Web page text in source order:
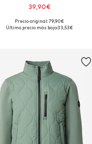
39,90€
Tallas disponibles: S, M, L, XL
Precio original: 79,90€
Último precio más bajo:33,53€